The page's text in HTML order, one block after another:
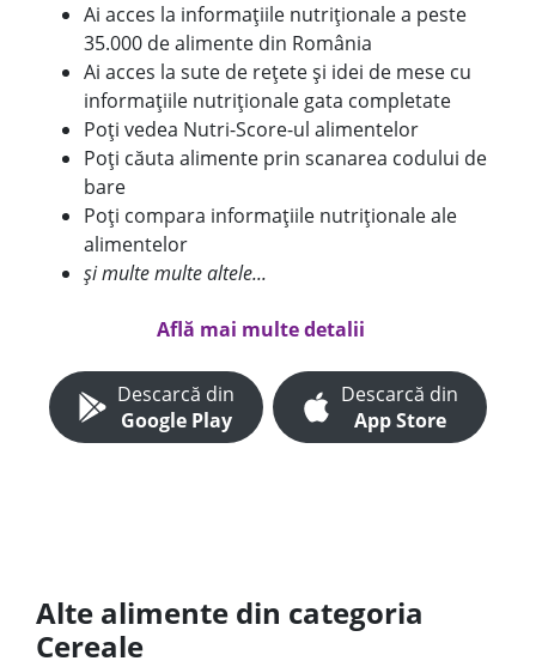
Ai acces la informațiile nutriționale a peste
35.000 de alimente din România
Ai acces la sute de rețete și idei de mese cu
informațiile nutriționale gata completate
Poți vedea Nutri-Score-ul alimentelor
Poți căuta alimente prin scanarea codului de
bare
Poți compara informațiile nutriționale ale
alimentelor
și multe multe altele...
Află mai multe detalii
Descarcă din
Google Play
Descarcă din
App Store
Alte alimente din categoria
Cereale